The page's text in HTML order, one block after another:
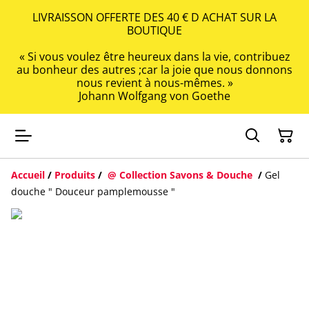
LIVRAISSON OFFERTE DES 40 € D ACHAT SUR LA
BOUTIQUE
« Si vous voulez être heureux dans la vie, contribuez
au bonheur des autres ;car la joie que nous donnons
nous revient à nous-mêmes. »
Johann Wolfgang von Goethe
Accueil / Produits / @ Collection Savons & Douche / Gel
douche " Douceur pamplemousse "